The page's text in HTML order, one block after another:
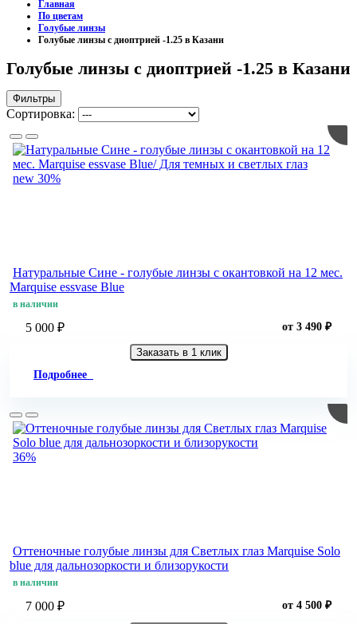
Главная
По цветам
Голубые линзы
Голубые линзы с диоптрией -1.25 в Казани
Голубые линзы с диоптрией -1.25 в Казани
Фильтры
Сортировка:
new 30%
Натуральные Сине - голубые линзы c окантовкой на 12 мес.
Marquise essvase Blue
в наличии
5 000 ₽ от 3 490 ₽
Заказать в 1 клик
Подробнее
36%
Оттеночные голубые линзы для Светлых глаз Marquise Solo
blue для дальнозоркости и близорукости
в наличии
7 000 ₽ от 4 500 ₽